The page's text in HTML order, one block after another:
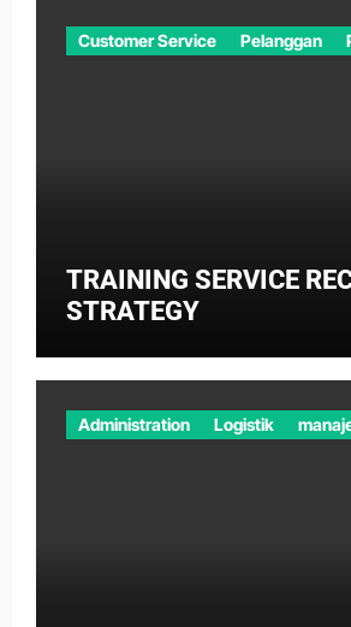
Customer Service Pelanggan
TRAINING SERVICE
STRATEGY
Administration Logistik